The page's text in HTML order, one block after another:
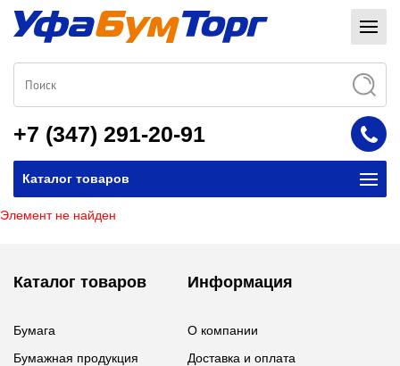
+7 (347) 291-20-91
Каталог товаров
Элемент не найден
Каталог товаров
Бумага
Бумажная продукция
Информация
О компании
Доставка и оплата